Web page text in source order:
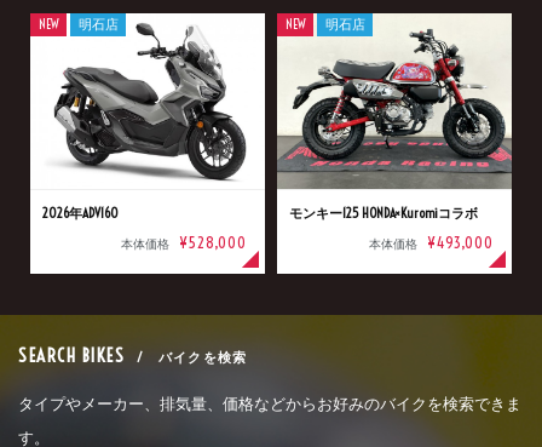
2026年ADV160
本体価格 ¥528,000
NEW 明石店
モンキー125 HONDA×Kuromiコラボ
本体価格 ¥493,000
NEW 明石店
SEARCH BIKES / バイクを検索
タイプやメーカー、排気量、価格などからお好みのバイクを検索できま
す。